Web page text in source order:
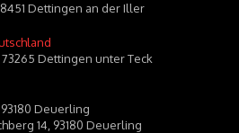
Dettingen an der Iller
Dettingen unter Teck
Deuerling
14, 93180 Deuerling